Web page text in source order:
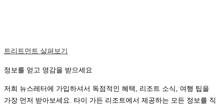
트리트먼트 살펴보기
정보를 얻고 영감을 받으세요
저희 뉴스레터에 가입하셔서 독점적인 혜택, 리조트 소식, 여행 팁을
가장 먼저 받아보세요. 타이 가든 리조트에서 제공하는 모든 정보를 직